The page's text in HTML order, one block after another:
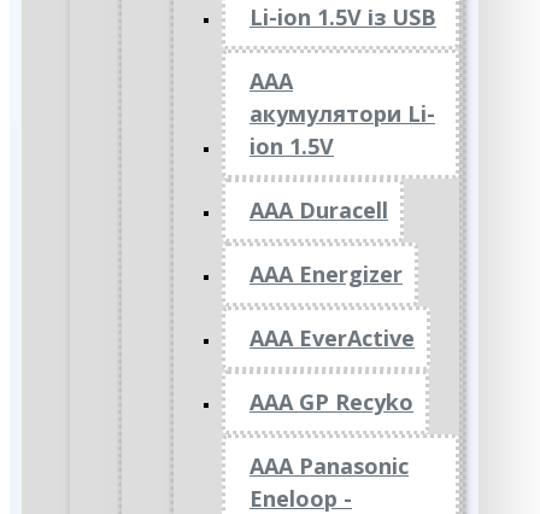
Li-ion 1.5V із USB
ААА
акумулятори Li-
ion 1.5V
AAA Duracell
AAA Energizer
AAA EverActive
AAA GP Recyko
AAA Panasonic
Eneloop -